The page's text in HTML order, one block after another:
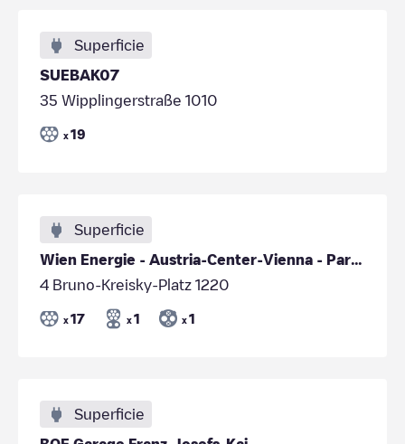
Superficie
SUEBAK07
35 Wipplingerstraße 1010
x 19
Superficie
Wien Energie - Austria-Center-Vienna - Parkdeck -1
4 Bruno-Kreisky-Platz 1220
x 17 x 1 x 1
Superficie